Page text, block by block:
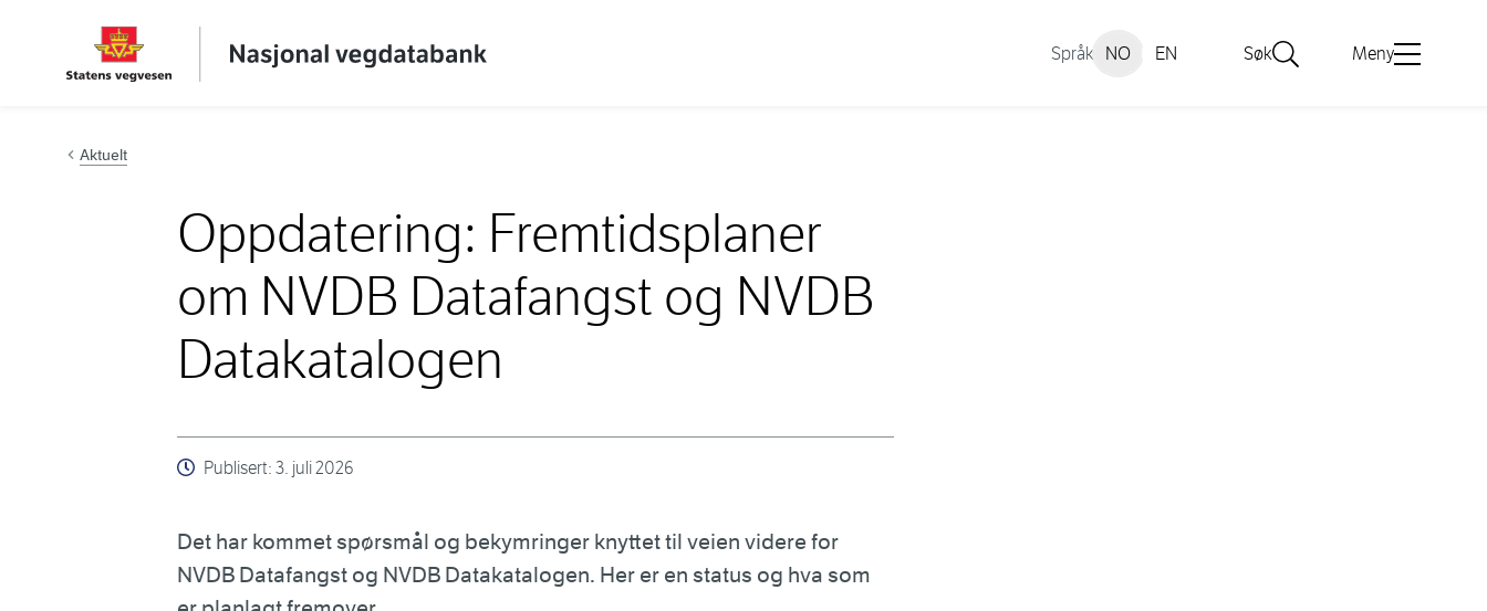
Hopp til innhold
Språk NO EN Søk Meny
Aktuelt
Oppdatering: Fremtidsplaner
om NVDB Datafangst og NVDB
Datakatalogen
Publisert: 3. juli 2026
Det har kommet spørsmål og bekymringer knyttet til veien videre for
NVDB Datafangst og NVDB Datakatalogen. Her er en status og hva som